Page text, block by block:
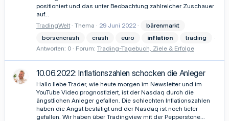
positioniert und das unter Beobachtung zahlreicher Zuschauer
auf...
TradingWelt Thema 29 Juni 2022
bärenmarkt
börsencrash
crash euro inflation
trading
Antworten: 0
Forum: Trading-Tagebuch, Ziele & Erfolge
10.06.2022: Inflationszahlen schocken die Anleger
Hallo liebe Trader, wie heute morgen im Newsletter und im
YouTube Video prognostiziert, ist der Nasdaq durch die
ängstlichen Anleger gefallen. Die schlechten Inflationszahlen
haben die Angst bestätigt und der Nasdaq ist noch tiefer
gefallen. Wir haben über Tradingview mit der Pepperstone...